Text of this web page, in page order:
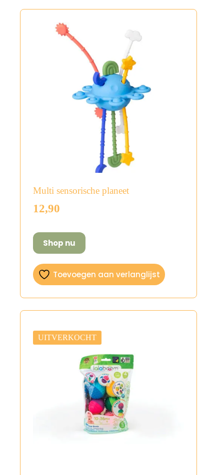
Multi sensorische planeet
12,90
Shop nu
Toevoegen aan verlanglijst
UITVERKOCHT